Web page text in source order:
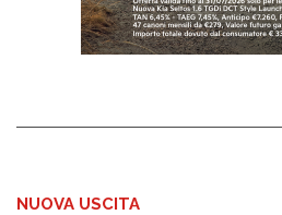
NUOVA USCITA